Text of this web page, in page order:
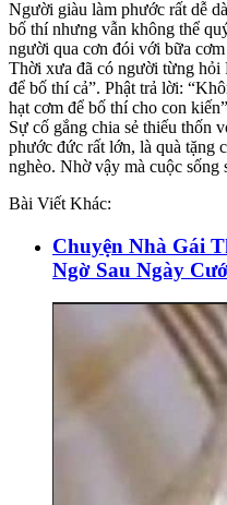
Người giàu làm phước rất dễ
bố thí nhưng vẫn không thể
người qua cơn đói với bữa cơm
Thời xưa đã có người từng hỏi
để bố thí cả”. Phật trả lời:
hạt cơm để bố thí cho con
Sự cố gắng chia sẻ thiếu thốn
phước đức rất lớn, là quà tặng
nghèo. Nhờ vậy mà cuộc sống
Bài Viết Khác:
Chuyện Nhà Gái
Ngờ Sau Ngày